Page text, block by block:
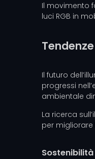
Il movimento
luci RGB in
Il futuro
progressi
ambientale
La ricerca
per migliorare